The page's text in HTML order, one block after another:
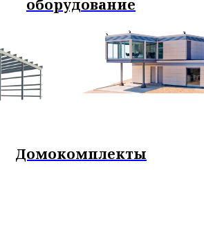
оборудование
Домокомплекты